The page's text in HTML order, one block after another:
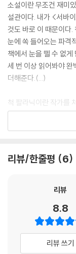
소설이란 무조건 재미
설관이다. 내가 <서바
것도 바로 이 때문이다
눈에 쏙 들어오는 파격
책에서 눈을 뗄 수 없
세 번 이상 읽어봐야
더해준다.(...)
척 팔라닉이란 작가를
하면서였다. 당시 팔라
서도 눈에 쏙 들어오
였다. 고정 팬들과 비
의 작품 속에는 신랄
막힌 반전이 있다. 그
트 클럽>도 마찬가지
상상 이상이다. 소설
리뷰/한줄평 6
리뷰
8.8
리뷰 쓰기